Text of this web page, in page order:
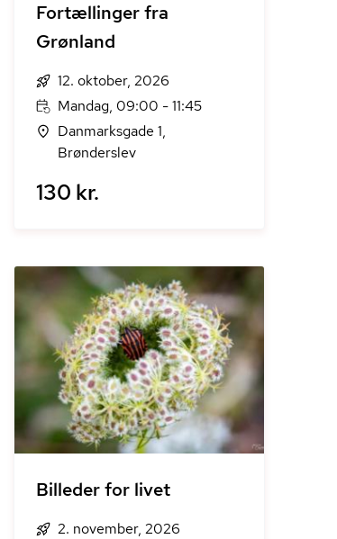
Fortællinger fra
Grønland
12. oktober, 2026
Mandag, 09:00 - 11:45
Danmarksgade 1,
Brønderslev
130 kr.
Billeder for livet
2. november, 2026